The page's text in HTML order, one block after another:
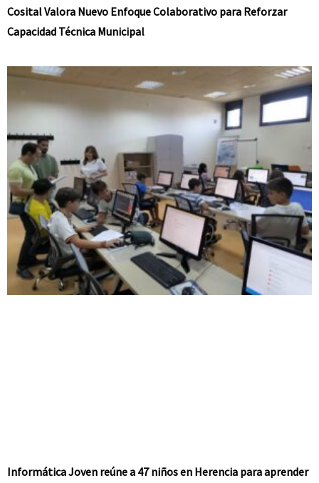
Cosital Valora Nuevo Enfoque Colaborativo para Reforzar
Capacidad Técnica Municipal
Informática Joven reúne a 47 niños en Herencia para aprender